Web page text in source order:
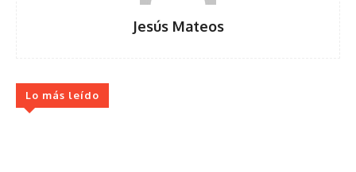
Jesús Mateos
Lo más leído